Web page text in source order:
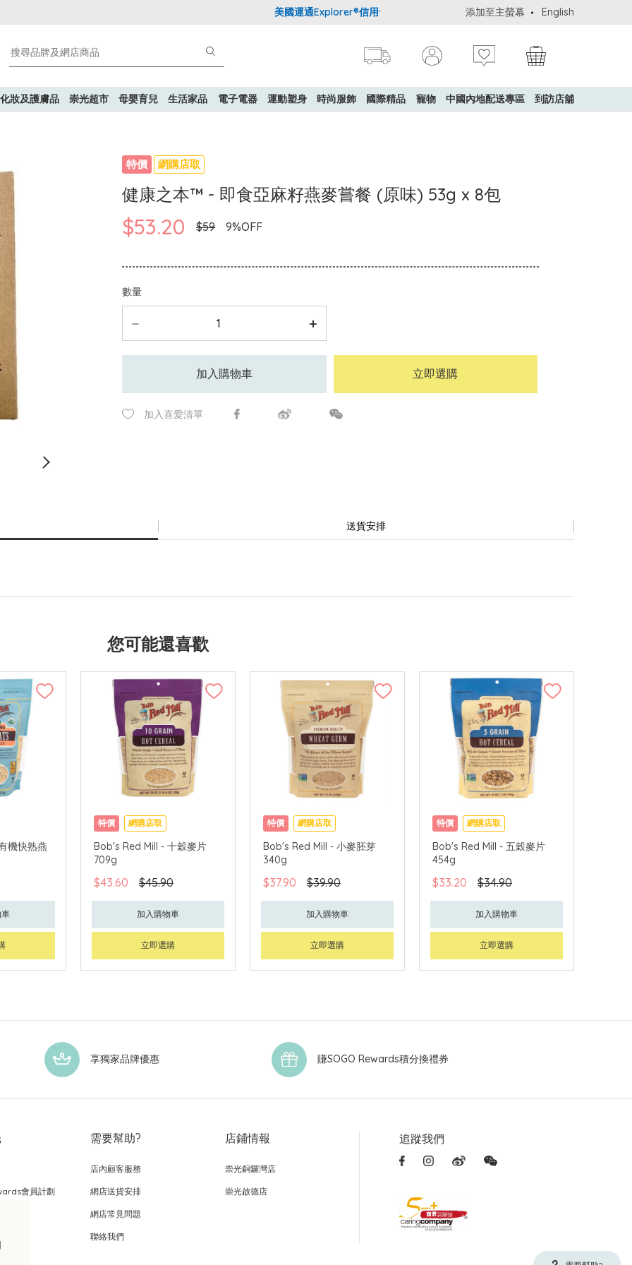
美國運通Explorer®信用卡會員購物禮遇：高達5%簽賬回贈！ 購買一般貨品(冷凍食
添加至主螢幕 English
化妝及護膚品 崇光超市 母嬰育兒 生活家品 電子電器 運動塑身 時尚服飾 國際精品 寵物 中國內地配送專區 到訪店舖
特價 網購店取
健康之本™ - 即食亞麻籽燕麥嘗餐 (原味) 53g x 8包
$53.20 $59 9%OFF
數量
加入購物車 立即選購
加入喜愛清單
送貨安排
您可能還喜歡
機快熟燕
特價 網購店取
Bob's Red Mill - 十穀麥片
709g
$43.60 $45.90
加入購物車
立即選購
特價 網購店取
Bob's Red Mill - 小麥胚芽
340g
$37.90 $39.90
加入購物車
立即選購
特價 網購店取
Bob's Red Mill - 五穀麥片
454g
$33.20 $34.90
加入購物車
立即選購
享獨家品牌優惠 賺SOGO Rewards積分換禮券
會員計劃
需要幫助?
店內顧客服務
網店送貨安排
網店常見問題
聯絡我們
店鋪情報
崇光銅鑼灣店
崇光啟德店
追蹤我們